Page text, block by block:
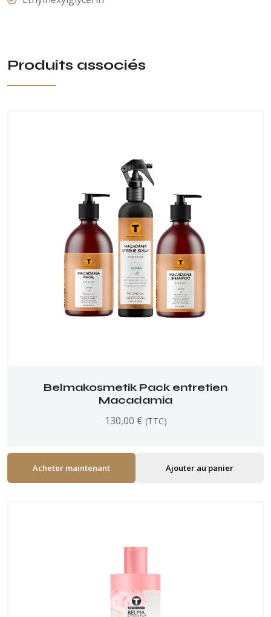
Produits associés
Belmakosmetik Pack entretien
Macadamia
130,00 € (TTC)
Acheter maintenant Ajouter au panier